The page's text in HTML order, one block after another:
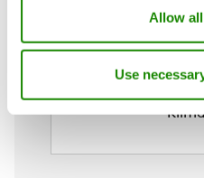
Allow
Use
für